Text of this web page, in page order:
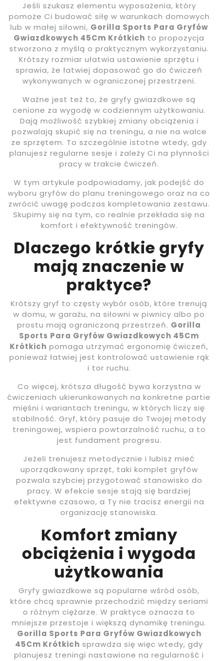
Jeśli szukasz elementu wyposażenia, który
pomoże Ci budować siłę w warunkach domowych
lub w małej siłowni, Gorilla Sports Para Gryfów
Gwiazdkowych 45Cm Krótkich to propozycja
stworzona z myślą o praktycznym wykorzystaniu.
Krótszy rozmiar ułatwia ustawienie sprzętu i
sprawia, że łatwiej dopasować go do ćwiczeń
wykonywanych w ograniczonej przestrzeni.
Ważne jest też to, że gryfy gwiazdkowe są
cenione za wygodę w codziennym użytkowaniu.
Dają możliwość szybkiej zmiany obciążenia i
pozwalają skupić się na treningu, a nie na walce
ze sprzętem. To szczególnie istotne wtedy, gdy
planujesz regularne sesje i zależy Ci na płynności
pracy w trakcie ćwiczeń.
W tym artykule podpowiadamy, jak podejść do
wyboru gryfów do planu treningowego oraz na co
zwrócić uwagę podczas kompletowania zestawu.
Skupimy się na tym, co realnie przekłada się na
komfort i efektywność treningów.
Dlaczego krótkie gryfy
mają znaczenie w
praktyce?
Krótszy gryf to częsty wybór osób, które trenują
w domu, w garażu, na siłowni w piwnicy albo po
prostu mają ograniczoną przestrzeń. Gorilla
Sports Para Gryfów Gwiazdkowych 45Cm
Krótkich pomaga utrzymać ergonomię ćwiczeń,
ponieważ łatwiej jest kontrolować ustawienie rąk
i tor ruchu.
Co więcej, krótsza długość bywa korzystna w
ćwiczeniach ukierunkowanych na konkretne partie
mięśni i wariantach treningu, w których liczy się
stabilność. Gryf, który pasuje do Twojej metody
treningowej, wspiera powtarzalność ruchu, a to
jest fundament progresu.
Jeżeli trenujesz metodycznie i lubisz mieć
uporządkowany sprzęt, taki komplet gryfów
pozwala szybciej przygotować stanowisko do
pracy. W efekcie sesje stają się bardziej
efektywne czasowo, a Ty nie tracisz energii na
organizację stanowiska.
Komfort zmiany
obciążenia i wygoda
użytkowania
Gryfy gwiazdkowe są popularne wśród osób,
które chcą sprawnie przechodzić między seriami
o różnym ciężarze. W praktyce oznacza to
mniejsze przestoje i większą dynamikę treningu.
Gorilla Sports Para Gryfów Gwiazdkowych
45Cm Krótkich sprawdza się więc wtedy, gdy
planujesz treningi nastawione na regularność i